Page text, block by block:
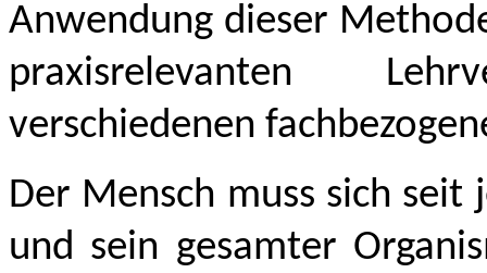
Anwendung dieser
praxisrelevanten
verschiedenen
Der Mensch muss sich
und sein gesamter